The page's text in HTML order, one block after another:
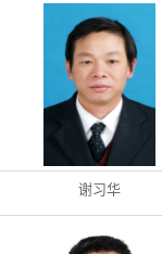
谢习华